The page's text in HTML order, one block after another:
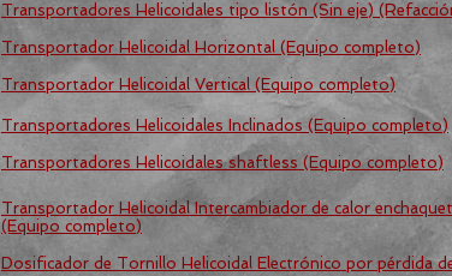
Transportadores Helicoidales tipo listón (Sin eje)
Transportador Helicoidal Horizontal (Equipo completo)
Transportador Helicoidal Vertical (Equipo completo)
Transportadores Helicoidales Inclinados (Equipo completo)
Transportadores Helicoidales shaftless (Equipo completo)
Transportador Helicoidal Intercambiador de calor
(Equipo completo)
Dosificador de Tornillo Helicoidal Electrónico por pérdida